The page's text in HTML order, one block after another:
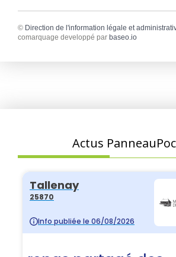
© Direction de l'information légale et
comarquage developpé par baseo.io
Actus